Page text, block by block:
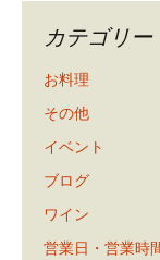
カテゴリー
お料理
その他
イベント
ブログ
ワイン
営業日・営業時